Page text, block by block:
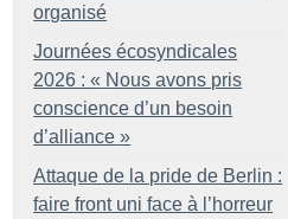
organisé
Journées écosyndicales
2026 : « Nous avons pris
conscience d’un besoin
d’alliance »
Attaque de la pride de Berlin :
faire front uni face à l’horreur